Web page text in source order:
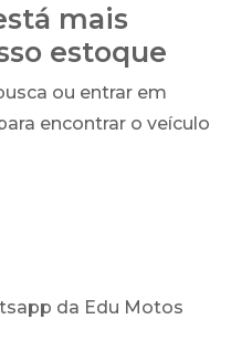
mais
estoque
ou entrar em
encontrar o veículo
da Edu Motos